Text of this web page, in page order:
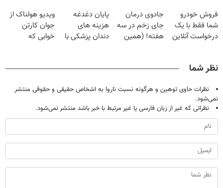
میلیون تومان!!!
درمانش کرد؟؟؟؟
فروش خودرو
شما فقط با یک
درخواست آنلاین
جادوی درمان
جای زخم در سه
هفته! (همین
پایان دغدغه
هزینه های
دندان پزشکی با
ویدیو هولناک از
جوان کارتن
خوابی که
نظر شما
نظرات حاوی توهین و هرگونه نسبت ناروا به اشخاص حقیقی و حقوقی منتشر
نمی‌شود.
نظراتی که غیر از زبان فارسی یا غیر مرتبط با خبر باشد منتشر نمی‌شود.